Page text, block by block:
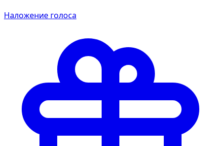
Наложение голоса